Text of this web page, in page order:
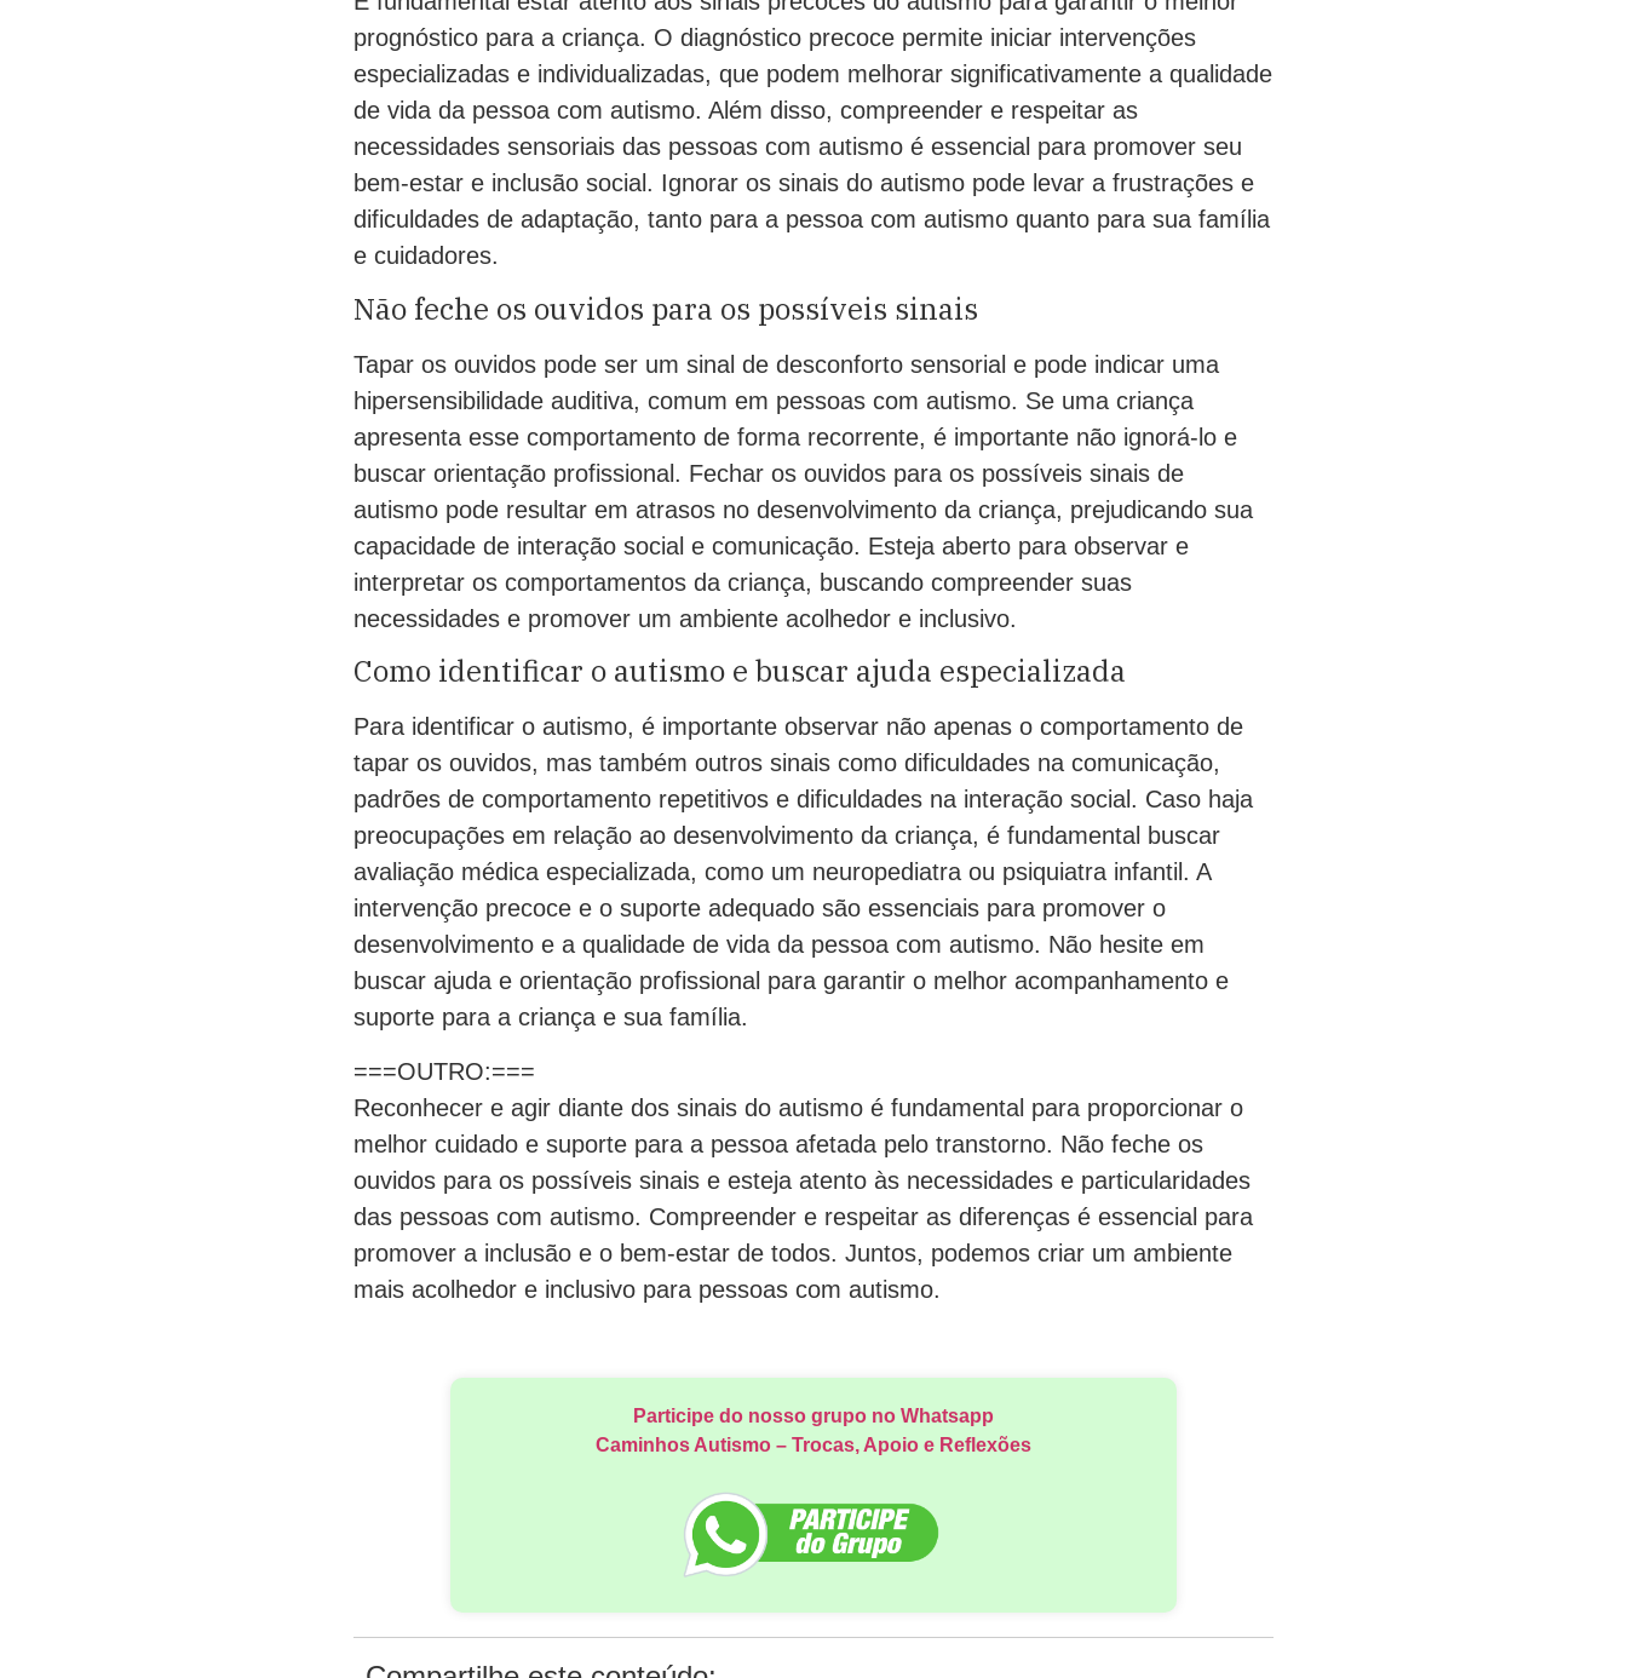
prognóstico para a criança. O diagnóstico precoce permite iniciar intervenções
especializadas e individualizadas, que podem melhorar significativamente a qualidade
de vida da pessoa com autismo. Além disso, compreender e respeitar as
necessidades sensoriais das pessoas com autismo é essencial para promover seu
bem-estar e inclusão social. Ignorar os sinais do autismo pode levar a frustrações e
dificuldades de adaptação, tanto para a pessoa com autismo quanto para sua família
e cuidadores.
Não feche os ouvidos para os possíveis sinais
Tapar os ouvidos pode ser um sinal de desconforto sensorial e pode indicar uma
hipersensibilidade auditiva, comum em pessoas com autismo. Se uma criança
apresenta esse comportamento de forma recorrente, é importante não ignorá-lo e
buscar orientação profissional. Fechar os ouvidos para os possíveis sinais de
autismo pode resultar em atrasos no desenvolvimento da criança, prejudicando sua
capacidade de interação social e comunicação. Esteja aberto para observar e
interpretar os comportamentos da criança, buscando compreender suas
necessidades e promover um ambiente acolhedor e inclusivo.
Como identificar o autismo e buscar ajuda especializada
Para identificar o autismo, é importante observar não apenas o comportamento de
tapar os ouvidos, mas também outros sinais como dificuldades na comunicação,
padrões de comportamento repetitivos e dificuldades na interação social. Caso haja
preocupações em relação ao desenvolvimento da criança, é fundamental buscar
avaliação médica especializada, como um neuropediatra ou psiquiatra infantil. A
intervenção precoce e o suporte adequado são essenciais para promover o
desenvolvimento e a qualidade de vida da pessoa com autismo. Não hesite em
buscar ajuda e orientação profissional para garantir o melhor acompanhamento e
suporte para a criança e sua família.
===OUTRO:===
Reconhecer e agir diante dos sinais do autismo é fundamental para proporcionar o
melhor cuidado e suporte para a pessoa afetada pelo transtorno. Não feche os
ouvidos para os possíveis sinais e esteja atento às necessidades e particularidades
das pessoas com autismo. Compreender e respeitar as diferenças é essencial para
promover a inclusão e o bem-estar de todos. Juntos, podemos criar um ambiente
mais acolhedor e inclusivo para pessoas com autismo.
Participe do nosso grupo no Whatsapp
Caminhos Autismo – Trocas, Apoio e Reflexões